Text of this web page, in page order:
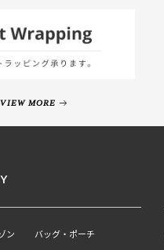
VIEW MORE
ン
バッグ・ポーチ